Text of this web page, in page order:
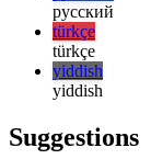
日本語
한국어
한국어
русский
русский
türkçe